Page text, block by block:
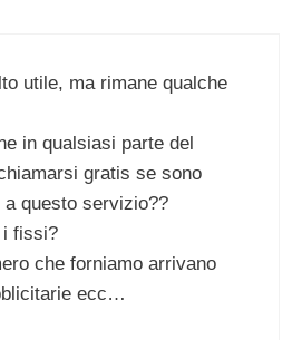
utile, ma rimane qualche
in qualsiasi parte del
gratis se sono
questo servizio??
i fissi?
che forniamo arrivano
ecc…